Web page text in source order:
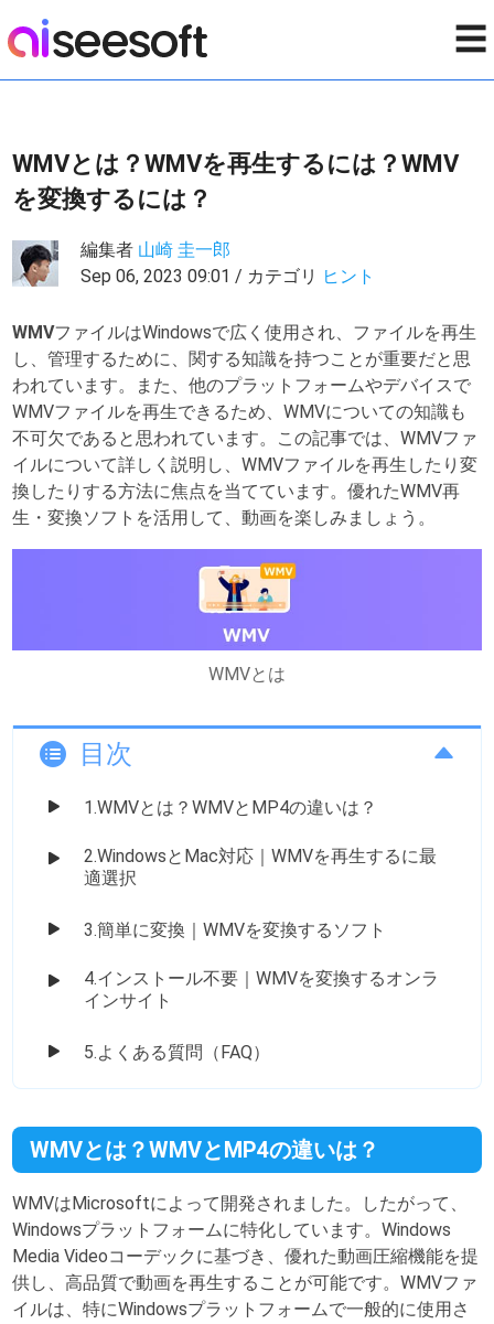
☰
WMVとは？WMVを再生するには？WMV
を変換するには？
編集者 山崎 圭一郎
Sep 06, 2023 09:01 / カテゴリ ヒント
WMVファイルはWindowsで広く使用され、ファイルを再生
し、管理するために、関する知識を持つことが重要だと思
われています。また、他のプラットフォームやデバイスで
WMVファイルを再生できるため、WMVについての知識も
不可欠であると思われています。この記事では、WMVファ
イルについて詳しく説明し、WMVファイルを再生したり変
換したりする方法に焦点を当てています。優れたWMV再
生・変換ソフトを活用して、動画を楽しみましょう。
WMVとは
目次
1.WMVとは？WMVとMP4の違いは？
2.WindowsとMac対応｜WMVを再生するに最
適選択
3.簡単に変換｜WMVを変換するソフト
4.インストール不要｜WMVを変換するオンラ
インサイト
5.よくある質問（FAQ）
WMVとは？WMVとMP4の違いは？
WMVはMicrosoftによって開発されました。したがって、
Windowsプラットフォームに特化しています。Windows
Media Videoコーデックに基づき、優れた動画圧縮機能を提
供し、高品質で動画を再生することが可能です。WMVファ
イルは、特にWindowsプラットフォームで一般的に使用さ